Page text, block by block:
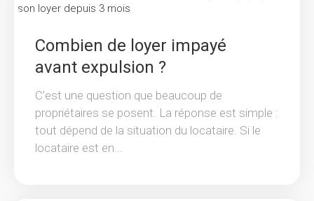
Combien de loyer impayé
avant expulsion ?
C’est une question que beaucoup de
propriétaires se posent. La réponse est simple :
tout dépend de la situation du locataire. Si le
locataire est en...